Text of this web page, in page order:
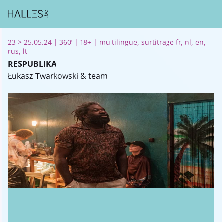
23 > 25.05.24 | 360’ | 18+ | multilingue, surtitrage fr, nl, en,
rus, lt
RESPUBLIKA
Łukasz Twarkowski & team